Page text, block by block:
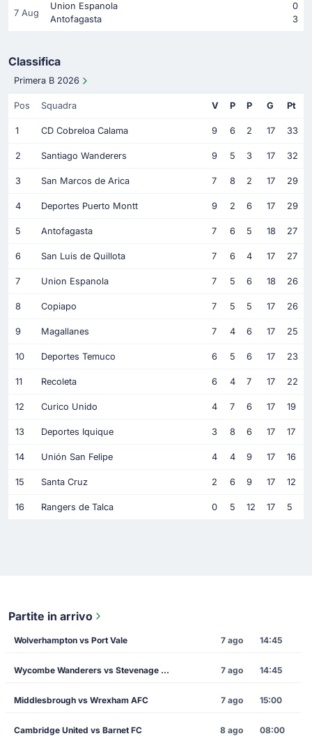
7 Aug
Union Espanola
0
Antofagasta
3
Classifica
Primera B 2026
Pos Squadra V P P G Pt
1 CD Cobreloa Calama 9 6 2 17 33
2 Santiago Wanderers 9 5 3 17 32
3 San Marcos de Arica 7 8 2 17 29
4 Deportes Puerto Montt 9 2 6 17 29
5 Antofagasta 7 6 5 18 27
6 San Luis de Quillota 7 6 4 17 27
7 Union Espanola 7 5 6 18 26
8 Copiapo 7 5 5 17 26
9 Magallanes 7 4 6 17 25
10 Deportes Temuco 6 5 6 17 23
11 Recoleta 6 4 7 17 22
12 Curico Unido 4 7 6 17 19
13 Deportes Iquique 3 8 6 17 17
14 Unión San Felipe 4 4 9 17 16
15 Santa Cruz 2 6 9 17 12
16 Rangers de Talca 0 5 12 17 5
Partite in arrivo
Wolverhampton vs Port Vale 7 ago 14:45
Wycombe Wanderers vs Stevenage Borough 7 ago 14:45
Middlesbrough vs Wrexham AFC 7 ago 15:00
Cambridge United vs Barnet FC 8 ago 08:00